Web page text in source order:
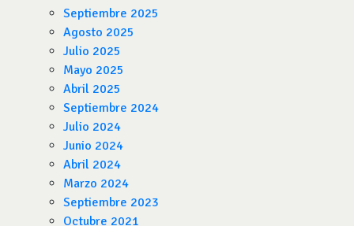
Septiembre 2025
Agosto 2025
Julio 2025
Mayo 2025
Abril 2025
Septiembre 2024
Julio 2024
Junio 2024
Abril 2024
Marzo 2024
Septiembre 2023
Octubre 2021